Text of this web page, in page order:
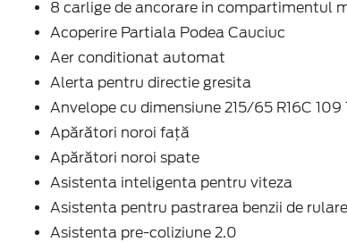
8 carlige de ancorare in compartimentul
Acoperire Partiala Podea Cauciuc
Aer conditionat automat
Alerta pentru directie gresita
Anvelope cu dimensiune 215/65 R16C 109
Apărători noroi față
Apărători noroi spate
Asistenta inteligenta pentru viteza
Asistenta pentru pastrarea benzii de rulare
Asistenta pre-coliziune 2.0